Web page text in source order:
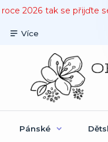
roce 2026 tak se přijďte
Více
Pánské